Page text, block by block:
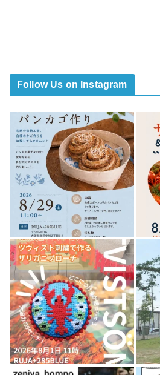
Follow Us on Instagram